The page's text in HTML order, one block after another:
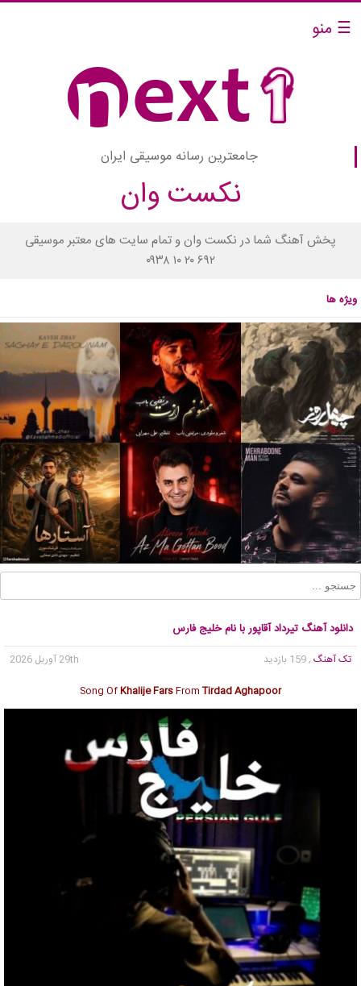
☰ منو
جامعترین رسانه موسیقی ایران
نکست وان
پخش آهنگ شما در نکست وان و تمام سایت های معتبر موسیقی
۰۹۳۸ ۱۰ ۲۰ ۶۹۲
ویژه ها
دانلود آهنگ تیرداد آقاپور با نام خلیج فارس
تک آهنگ , 159 بازدید
29th آوریل 2026
Song OfKhalije FarsFrom Tirdad Aghapoor